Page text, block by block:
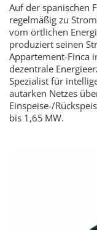
Auf der spanischen
regelmäßig zu
vom örtlichen
produziert seinen
Appartement-Finca
dezentrale
Spezialist für
autarken Netzes
Einspeise-/
bis 1,65 MW.